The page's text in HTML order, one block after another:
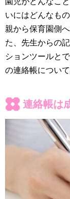
いにはどんなも
親から保育園側
た、先生からの
ションツールと
の連絡帳について
連絡帳は